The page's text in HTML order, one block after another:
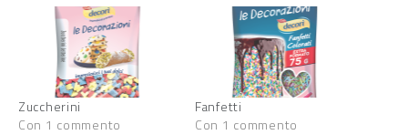
Zuccherini
Con 1 commento
Fanfetti
Con 1 commento